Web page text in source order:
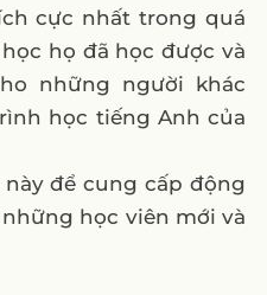
cực nhất trong quá
họ đã học được và
những người khác
học tiếng Anh của
để cung cấp động
học viên mới và